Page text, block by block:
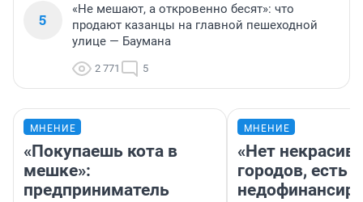
5
«Не мешают, а откровенно бесят»: что
продают казанцы на главной пешеходной
улице — Баумана
2 771 5
МНЕНИЕ
«Покупаешь кота в
мешке»:
предприниматель
МНЕНИЕ
«Нет
городов, есть